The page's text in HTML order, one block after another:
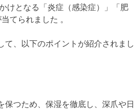
けとなる「炎症（感染症）」「肥
てられました 。
て、以下のポイントが紹介されまし
保つため、保湿を徹底し、深爪や日